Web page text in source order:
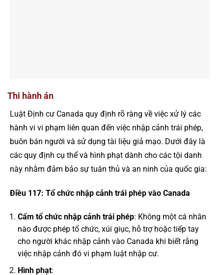
Thi hành án
Luật Định cư Canada quy định rõ ràng về việc xử lý các
hành vi vi phạm liên quan đến việc nhập cảnh trái phép,
buôn bán người và sử dụng tài liệu giả mạo. Dưới đây là
các quy định cụ thể và hình phạt dành cho các tội danh
này nhằm đảm bảo sự tuân thủ và an ninh của quốc gia:
Điều 117: Tổ chức nhập cảnh trái phép vào Canada
Cấm tổ chức nhập cảnh trái phép: Không một cá nhân
nào được phép tổ chức, xúi giục, hỗ trợ hoặc tiếp tay
cho người khác nhập cảnh vào Canada khi biết rằng
việc nhập cảnh đó vi phạm luật nhập cư.
Hình phạt: